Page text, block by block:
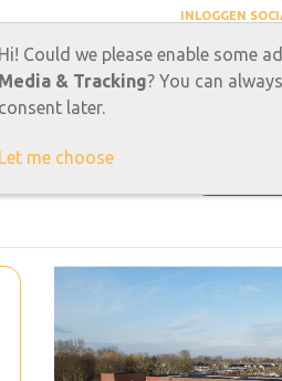
INLOGGEN
Praktische informatie
Hi! Could we please enable some
Media & Tracking? You can
consent later.
Let me choose